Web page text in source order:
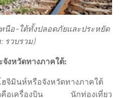
หนือ-ใต้ทั้งปลอดภัยและประหยัด
รวบรวม)
งหวัดทางภาคใต้:
จิมินห์หรือจังหวัดทางภาคใต้
ดคือเครื่องบิน นักท่องเที่ยว